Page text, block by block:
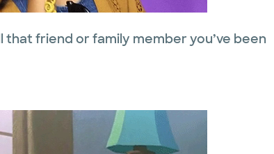
that friend or family member you’ve been